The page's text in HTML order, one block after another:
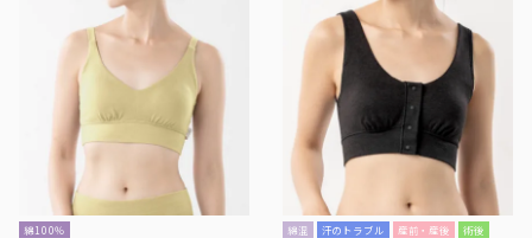
綿100％ 綿混 汗のトラブル 産前・産後 術後